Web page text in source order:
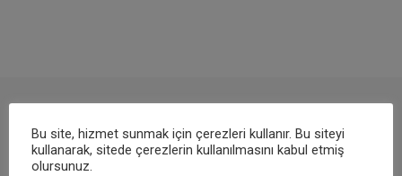
Bu site, hizmet sunmak için çerezleri kullanır. Bu siteyi
kullanarak, sitede çerezlerin kullanılmasını kabul etmiş
olursunuz.